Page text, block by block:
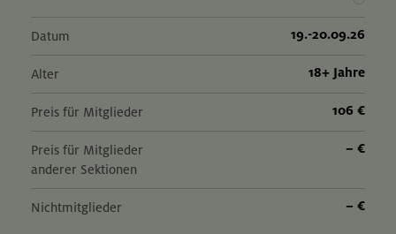
Datum 19.-20.09.26
Alter 18+ Jahre
Preis für Mitglieder 106 €
Preis für Mitglieder
anderer Sektionen
– €
Nichtmitglieder – €